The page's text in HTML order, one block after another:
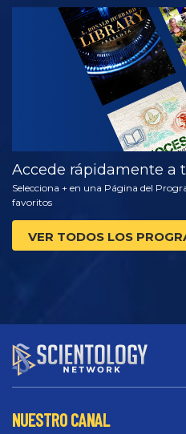
VE
Accede rápidamente a
Selecciona + en una Página del
favoritos
VER TODOS LOS
NUESTRO CANAL